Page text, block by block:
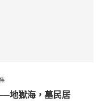
地獄海，墓民居